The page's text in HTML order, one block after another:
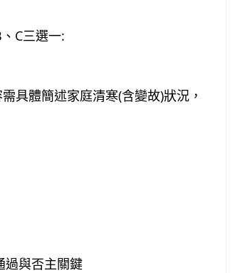
C三選一:
具體簡述家庭清寒(含變故)狀況，
過與否主關鍵